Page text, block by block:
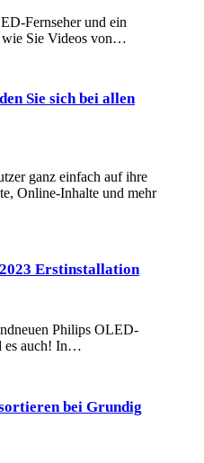
Fernseher und ein
wie Sie Videos von…
Sie sich bei allen
ganz einfach auf ihre
Online-Inhalte und mehr
Erstinstallation
Philips OLED-
es auch! In…
bei Grundig